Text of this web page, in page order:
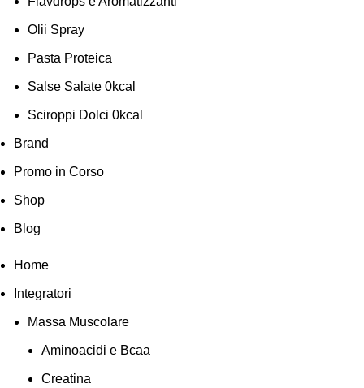
Olii Spray
Pasta Proteica
Salse Salate 0kcal
Sciroppi Dolci 0kcal
Brand
Promo in Corso
Shop
Blog
Home
Integratori
Massa Muscolare
Aminoacidi e Bcaa
Creatina